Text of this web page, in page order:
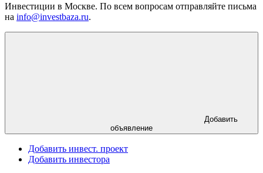
Инвестиции в Москве. По всем вопросам отправляйте письма
на info@investbaza.ru.
Добавить
объявление
Добавить инвест. проект
Добавить инвестора